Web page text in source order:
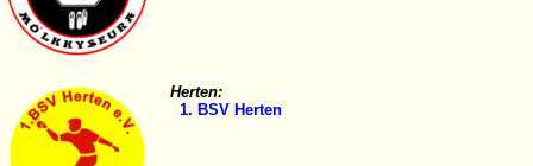
Herten:
1. BSV Herten